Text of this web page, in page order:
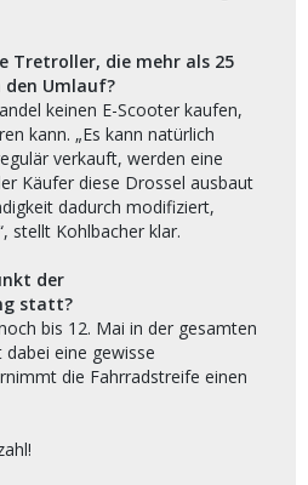
Tretroller, die mehr als 25
Umlauf?
keinen E-Scooter kaufen,
kann. „Es kann natürlich
verkauft, werden eine
Käufer diese Drossel ausbaut
dadurch modifiziert,
stellt Kohlbacher klar.
der
statt?
bis 12. Mai in der gesamten
eine gewisse
die Fahrradstreife einen